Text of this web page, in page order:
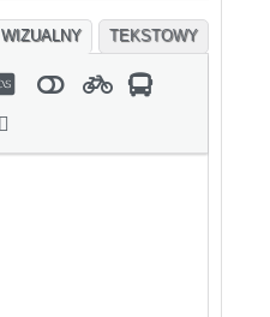
WIZUALNY TEKSTOWY